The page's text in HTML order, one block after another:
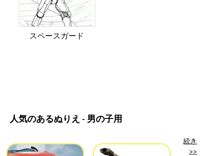
スペースガード
人気のあるぬりえ - 男の子用
続き
>>